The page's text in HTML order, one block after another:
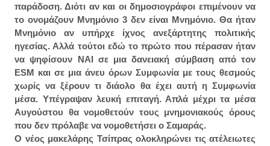
παράδοση. Διότι αν και οι δημοσιογράφοι επιμένουν να
το ονομάζουν Μνημόνιο 3 δεν είναι Μνημόνιο. Θα ήταν
Μνημόνιο αν υπήρχε ίχνος ανεξάρτητης πολιτικής
ηγεσίας. Αλλά τούτοι εδώ το πρώτο που πέρασαν ήταν
να ψηφίσουν ΝΑΙ σε μια δανειακή σύμβαση από τον
ESM και σε μια άνευ όρων Συμφωνία με τους θεσμούς
χωρίς να ξέρουν τι διάολο θα έχει αυτή η Συμφωνία
μέσα. Υπέγραψαν λευκή επιταγή. Απλά μέχρι τα μέσα
Αυγούστου θα νομοθετούν τους μνημονιακούς όρους
που δεν πρόλαβε να νομοθετήσει ο Σαμαράς.
Ο νέος μακελάρης Τσίπρας ολοκληρώνει τις ατέλειωτες